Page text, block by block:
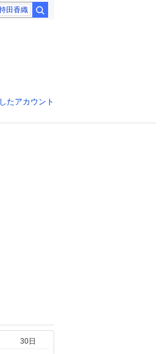
田香織
たアカウント
30日